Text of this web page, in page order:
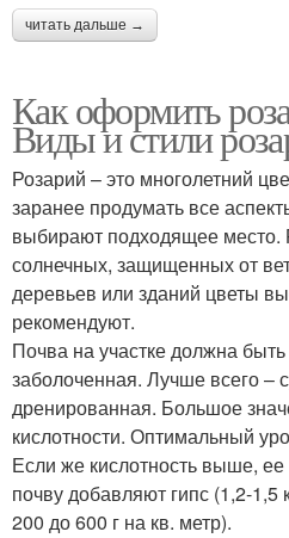
читать дальше →
Как оформить
Виды и стили
Розарий – это многолетний
заранее продумать все
выбирают подходящее место.
солнечных, защищенных от
деревьев или зданий цветы
рекомендуют.
Почва на участке должна
заболоченная. Лучше всего –
дренированная. Большое
кислотности. Оптимальный
Если же кислотность выше,
почву добавляют гипс (1,2-1,5
200 до 600 г на кв. метр).